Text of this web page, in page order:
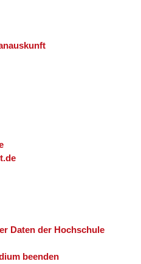
Daten der Hochschule
beenden